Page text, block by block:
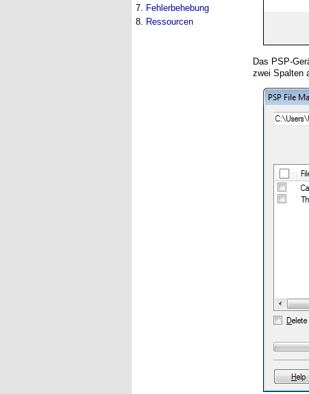
7. Fehlerbehebung
8. Ressourcen
Das PSP-
zwei Spalten